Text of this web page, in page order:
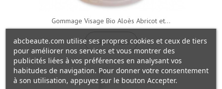
Gommage Visage Bio Aloès Abricot et...
Add To Cart
abcbeaute.com utilise ses propres cookies et ceux de tiers
pour améliorer nos services et vous montrer des
publicités liées à vos préférences en analysant vos
habitudes de navigation. Pour donner votre consentement
à son utilisation, appuyez sur le bouton Accepter.